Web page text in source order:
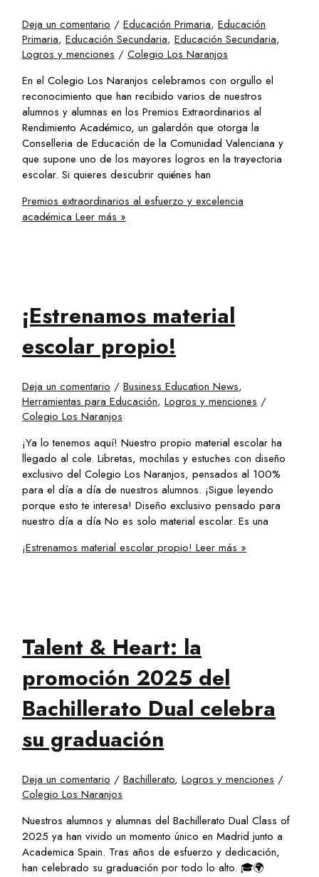
Deja un comentario /Educación Primaria,Educación
Primaria,Educación Secundaria,Educación Secundaria,
Logros y menciones /Colegio Los Naranjos
En el Colegio Los Naranjos celebramos con orgullo el
reconocimiento que han recibido varios de nuestros
alumnos y alumnas en los Premios Extraordinarios al
Rendimiento Académico, un galardón que otorga la
Conselleria de Educación de la Comunidad Valenciana y
que supone uno de los mayores logros en la trayectoria
escolar. Si quieres descubrir quiénes han
Premios extraordinarios al esfuerzo y excelencia
académica Leer más »
¡Estrenamos material
escolar propio!
Deja un comentario /Business Education News,
Herramientas para Educación,Logros y menciones /
Colegio Los Naranjos
¡Ya lo tenemos aquí! Nuestro propio material escolar ha
llegado al cole. Libretas, mochilas y estuches con diseño
exclusivo del Colegio Los Naranjos, pensados al 100%
para el día a día de nuestros alumnos. ¡Sigue leyendo
porque esto te interesa! Diseño exclusivo pensado para
nuestro día a día No es solo material escolar. Es una
¡Estrenamos material escolar propio! Leer más »
Talent & Heart: la
promoción 2025 del
Bachillerato Dual celebra
su graduación
Deja un comentario /Bachillerato,Logros y menciones /
Colegio Los Naranjos
Nuestros alumnos y alumnas del Bachillerato Dual Class of
2025 ya han vivido un momento único en Madrid junto a
Academica Spain. Tras años de esfuerzo y dedicación,
han celebrado su graduación por todo lo alto. 🎓🌍